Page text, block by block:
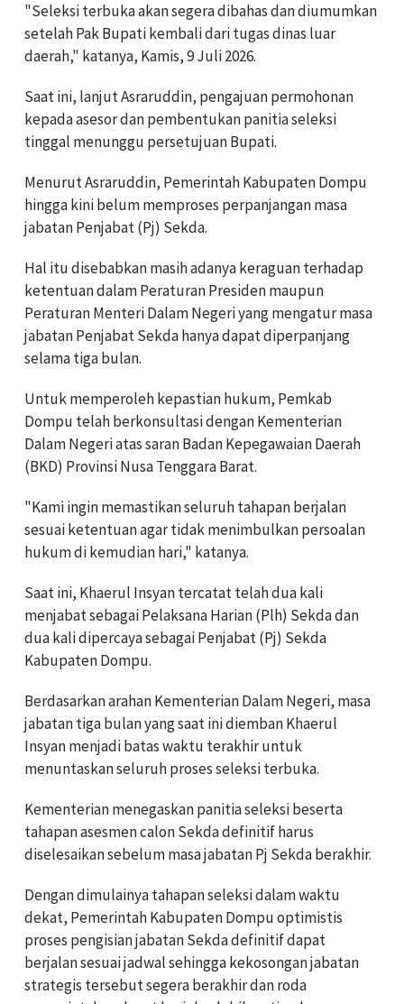
"Seleksi terbuka akan segera dibahas dan diumumkan
setelah Pak Bupati kembali dari tugas dinas luar
daerah," katanya, Kamis, 9 Juli 2026.
Saat ini, lanjut Asraruddin, pengajuan permohonan
kepada asesor dan pembentukan panitia seleksi
tinggal menunggu persetujuan Bupati.
Menurut Asraruddin, Pemerintah Kabupaten Dompu
hingga kini belum memproses perpanjangan masa
jabatan Penjabat (Pj) Sekda.
Hal itu disebabkan masih adanya keraguan terhadap
ketentuan dalam Peraturan Presiden maupun
Peraturan Menteri Dalam Negeri yang mengatur masa
jabatan Penjabat Sekda hanya dapat diperpanjang
selama tiga bulan.
Untuk memperoleh kepastian hukum, Pemkab
Dompu telah berkonsultasi dengan Kementerian
Dalam Negeri atas saran Badan Kepegawaian Daerah
(BKD) Provinsi Nusa Tenggara Barat.
"Kami ingin memastikan seluruh tahapan berjalan
sesuai ketentuan agar tidak menimbulkan persoalan
hukum di kemudian hari," katanya.
Saat ini, Khaerul Insyan tercatat telah dua kali
menjabat sebagai Pelaksana Harian (Plh) Sekda dan
dua kali dipercaya sebagai Penjabat (Pj) Sekda
Kabupaten Dompu.
Berdasarkan arahan Kementerian Dalam Negeri, masa
jabatan tiga bulan yang saat ini diemban Khaerul
Insyan menjadi batas waktu terakhir untuk
menuntaskan seluruh proses seleksi terbuka.
Kementerian menegaskan panitia seleksi beserta
tahapan asesmen calon Sekda definitif harus
diselesaikan sebelum masa jabatan Pj Sekda berakhir.
Dengan dimulainya tahapan seleksi dalam waktu
dekat, Pemerintah Kabupaten Dompu optimistis
proses pengisian jabatan Sekda definitif dapat
berjalan sesuai jadwal sehingga kekosongan jabatan
strategis tersebut segera berakhir dan roda